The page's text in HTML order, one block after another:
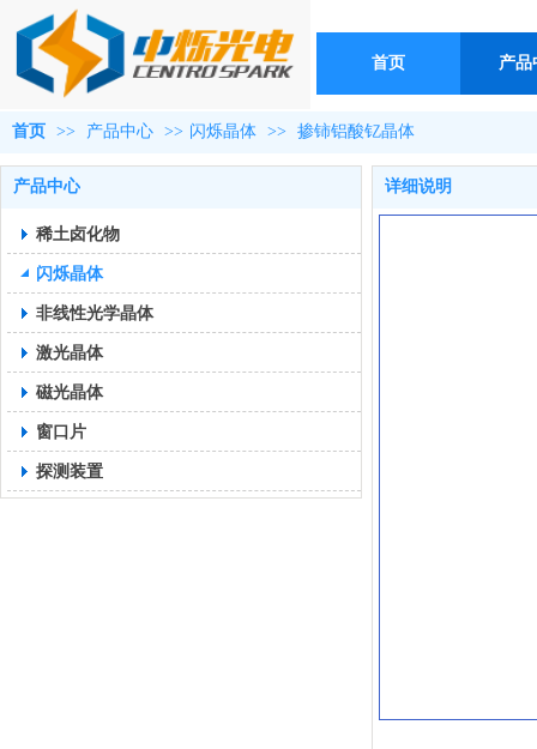
首页 产品
首页 >> 产品中心 >> 闪烁晶体 >> 掺铈铝酸钇晶体
产品中心
稀土卤化物
闪烁晶体
非线性光学晶体
激光晶体
磁光晶体
窗口片
探测装置
详细说明